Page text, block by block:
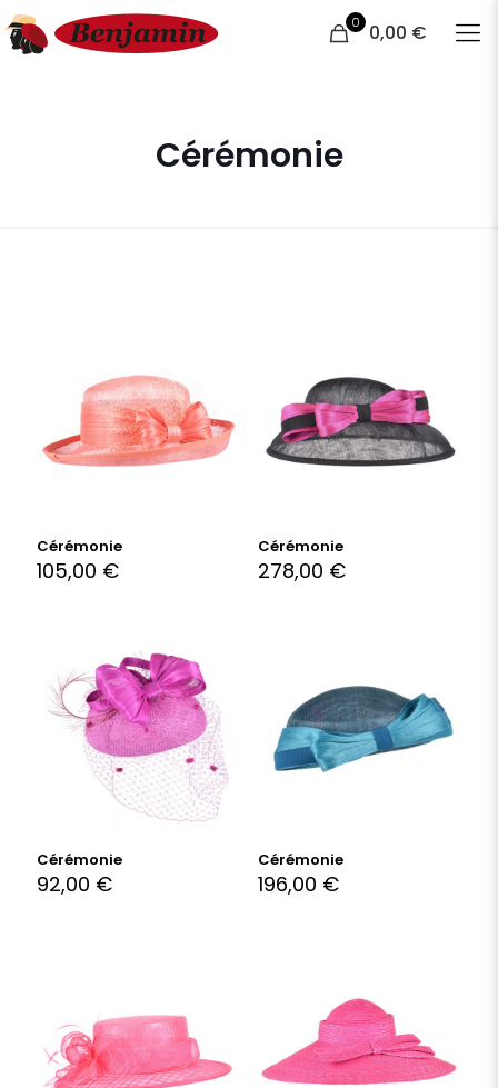
0 0,00 €
Cérémonie
Cérémonie
105,00 €
Cérémonie
278,00 €
Cérémonie
92,00 €
Cérémonie
196,00 €